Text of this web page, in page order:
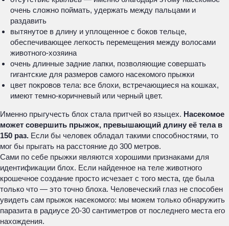
очень сложно поймать, удержать между пальцами и
раздавить
вытянутое в длину и уплощенное с боков тельце,
обеспечивающее легкость перемещения между волосами
животного-хозяина
очень длинные задние лапки, позволяющие совершать
гигантские для размеров самого насекомого прыжки
цвет покровов тела: все блохи, встречающиеся на кошках,
имеют темно-коричневый или черный цвет.
Именно прыгучесть блох стала притчей во языцех. Насекомое
может совершить прыжок, превышающий длину её тела в
150 раз. Если бы человек обладал такими способностями, то
мог бы прыгать на расстояние до 300 метров.
Сами по себе прыжки являются хорошими признаками для
идентификации блох. Если найденное на теле животного
крошечное создание просто исчезает с того места, где была
только что — это точно блоха. Человеческий глаз не способен
увидеть сам прыжок насекомого: мы можем только обнаружить
паразита в радиусе 20-30 сантиметров от последнего места его
нахождения.